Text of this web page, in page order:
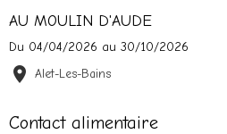
AU MOULIN D'AUDE
Du 04/04/2026 au 30/10/2026
Alet-Les-Bains
Contact alimentaire